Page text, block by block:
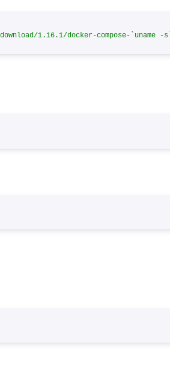
1.16.1/docker-compose-`uname -